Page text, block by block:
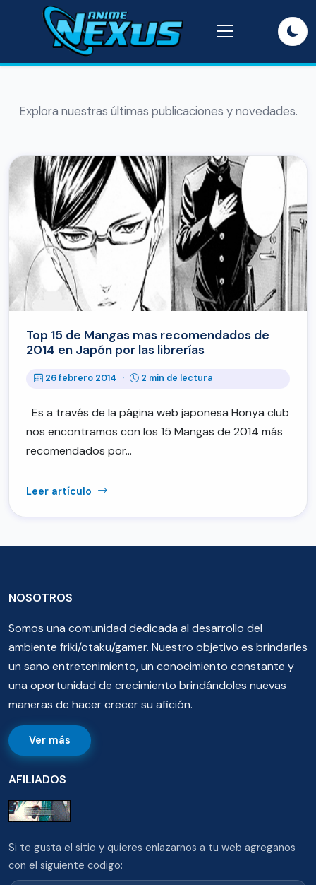
Explora nuestras últimas publicaciones y novedades.
Top 15 de Mangas mas recomendados de
2014 en Japón por las librerías
26 febrero 2014 · 2 min de lectura
Es a través de la página web japonesa Honya club
nos encontramos con los 15 Mangas de 2014 más
recomendados por…
Leer artículo
NOSOTROS
Somos una comunidad dedicada al desarrollo del
ambiente friki/otaku/gamer. Nuestro objetivo es brindarles
un sano entretenimiento, un conocimiento constante y
una oportunidad de crecimiento brindándoles nuevas
maneras de hacer crecer su afición.
Ver más
AFILIADOS
Si te gusta el sitio y quieres enlazarnos a tu web agreganos
con el siguiente codigo: